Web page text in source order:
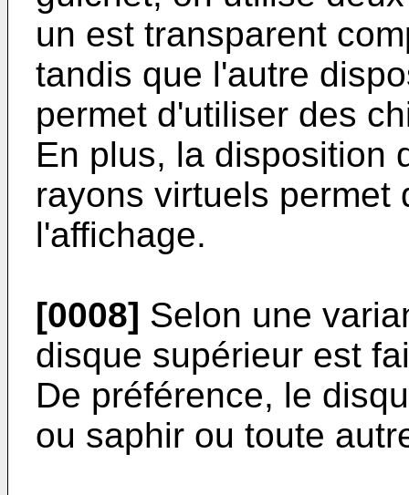
un est transparent
tandis que l'autre
permet d'utiliser des
En plus, la disposition
rayons virtuels permet
l'affichage.
[0008] Selon une
disque supérieur est
De préférence, le
ou saphir ou toute